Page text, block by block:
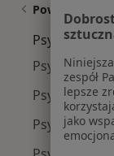
Powiązane
Psycholodzy
zespół
lepsze
jako